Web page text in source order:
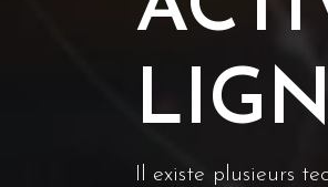
Il existe plusieurs